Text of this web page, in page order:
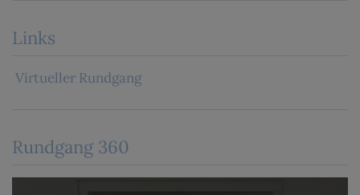
Links
Virtueller Rundgang
Rundgang 360